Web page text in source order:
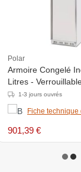
Polar
Armoire Congelé
Litres -
1-3 jours ouvrés
Fiche technique
901,39 €